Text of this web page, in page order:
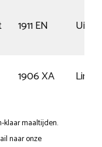
1911 EN
1906 XA
klaar maaltijden.
naar onze